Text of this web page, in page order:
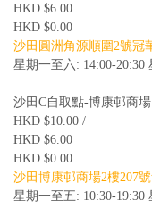
HKD $6.00
HKD $0.00
沙田圓洲角源順圍2號冠
星期一至六: 14:00-20:30
沙田C自取點-博康邨商場
HKD $10.00 /
HKD $6.00
HKD $0.00
沙田博康邨商場2樓207
星期一至五: 10:30-19:30